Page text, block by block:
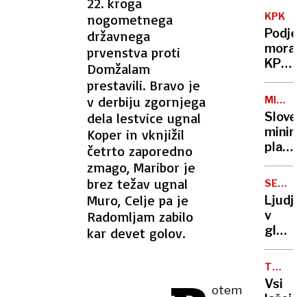
nogometnega
državnega
prvenstva proti
Domžalam
prestavili. Bravo je
v derbiju zgornjega
dela lestvice ugnal
Koper in vknjižil
četrto zaporedno
zmago, Maribor je
brez težav ugnal
Muro, Celje pa je
Radomljam zabilo
kar devet golov.
otem
na
orglice
KPK
morajo
KPK
o
poti
PLAČA
plača
sedma
v EU
SELITVE
NA
Ljudje
v
tam,
kamor
so
TRI
LETA
VOJNE
Vsi